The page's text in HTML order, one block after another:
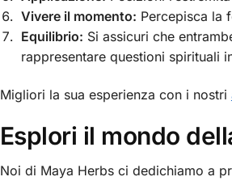
Vivere il momento: Percepisca la
Equilibrio: Si assicuri che
rappresentare questioni spirituali
Migliori la sua esperienza con i nostri
Esplori il mondo
Noi di Maya Herbs ci dedichiamo a